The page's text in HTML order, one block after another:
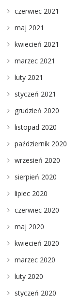
czerwiec 2021
maj 2021
kwiecień 2021
marzec 2021
luty 2021
styczeń 2021
grudzień 2020
listopad 2020
październik 2020
wrzesień 2020
sierpień 2020
lipiec 2020
czerwiec 2020
maj 2020
kwiecień 2020
marzec 2020
luty 2020
styczeń 2020